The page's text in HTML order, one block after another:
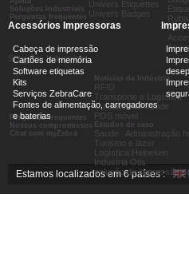
Soluções Industriais
Perguntas frequentes
Univers Etiquettes
Univers Badges
Film
Soluções Industriais
Perguntas frequentes
Nossos compromissos
Chat com myZebra
Notícias da Indústria
RFID
Transporte e Logística
Cuidados de saúde
POS móvel
Estudos de caso
Saude : Administração
Turismo e lazer
Logística Heineken
Industria Otis
solução de impressão
Acessórios Impressoras
Cabeça de impressão
Cartões de memória
Software etiquetas
Kits
Serviços ZebraCare
Fontes de alimentação, carregadores
e baterias
Estamos localizados em 6 países :